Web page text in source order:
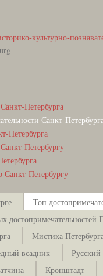
культурно-
Петербурга
Санкт-
Петербурга
Петербургу
Санкт-Петербургу
Топ
достопримечательностей
Мистика
всадник
Кронштадт